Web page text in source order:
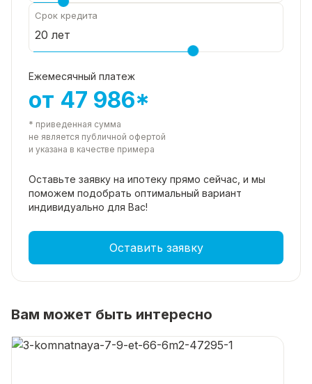
Срок кредита
Ежемесячный платеж
от 47 986*
* приведенная сумма
не является публичной офертой
и указана в качестве примера
Оставьте заявку на ипотеку прямо сейчас, и мы
поможем подобрать оптимальный вариант
индивидуально для Вас!
Оставить заявку
Вам может быть интересно